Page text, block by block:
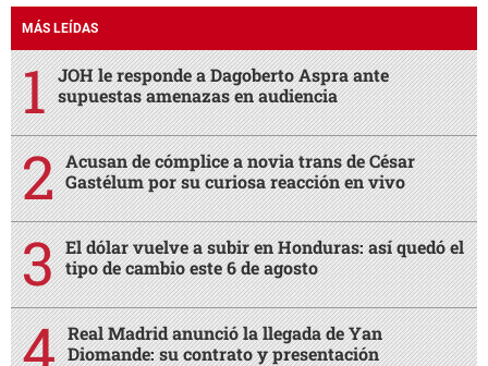
MÁS LEÍDAS
JOH le responde a Dagoberto Aspra ante
supuestas amenazas en audiencia
Acusan de cómplice a novia trans de César
Gastélum por su curiosa reacción en vivo
El dólar vuelve a subir en Honduras: así quedó el
tipo de cambio este 6 de agosto
Real Madrid anunció la llegada de Yan
Diomande: su contrato y presentación